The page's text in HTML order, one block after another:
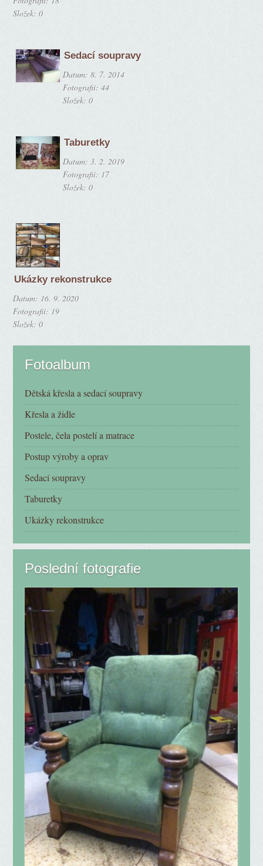
Složek:0
Sedací soupravy
Datum:8. 7. 2014
Fotografií:44
Složek:0
Taburetky
Datum:3. 2. 2019
Fotografií: 17
Složek:0
Ukázky rekonstrukce
Datum: 16. 9. 2020
Fotografií: 19
Složek:0
Fotoalbum
Dětská křesla a sedací soupravy
Křesla a židle
Postele, čela postelí a matrace
Postup výroby a oprav
Sedací soupravy
Taburetky
Ukázky rekonstrukce
Poslední fotografie